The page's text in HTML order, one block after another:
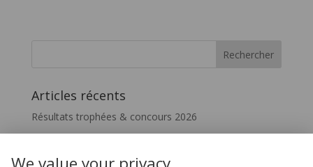
Articles récents
Résultats trophées & concours 2026
Vivez le FIL – InterceltiqueTV 2026
Festicelte 2026 – Le Quotidien du FIL